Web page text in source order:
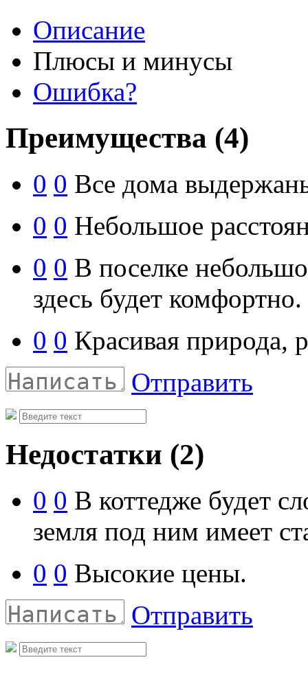
Описание
Плюсы и минусы
Ошибка?
Преимущества (4)
0 0 Все дома
0 0 Небольшое
0 0 В поселке
здесь будет комфортно.
0 0 Красивая природа,
Отправить
Недостатки (2)
0 0 В коттедже будет
земля под ним имеет
0 0 Высокие цены.
Отправить